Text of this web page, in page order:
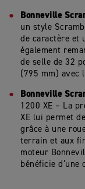
Bonneville
un style
de caractère et
également
de selle de 32
(795 mm) avec
Bonneville
1200 XE – La
XE lui permet
grâce à une
terrain et aux
moteur
bénéficie